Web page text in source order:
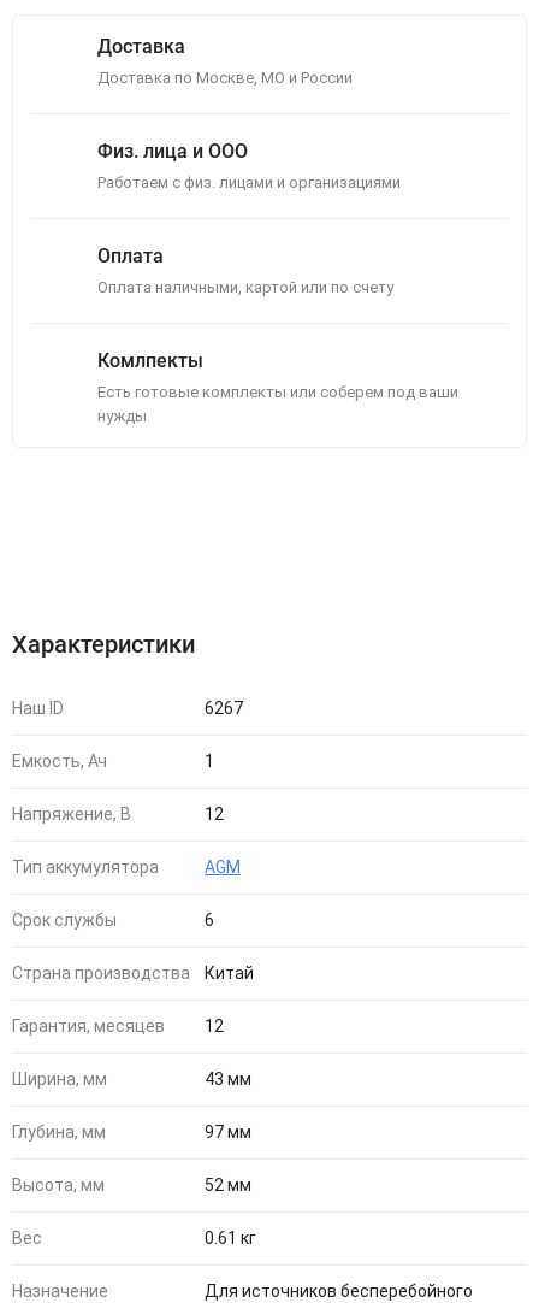
Доставка
Доставка по Москве, МО и России
Физ. лица и ООО
Работаем с физ. лицами и организациями
Оплата
Оплата наличными, картой или по счету
Комлпекты
Есть готовые комплекты или соберем под ваши
нужды
Характеристики
Наш ID 6267
Емкость, Ач 1
Напряжение, В 12
Тип аккумулятора AGM
Cрок службы 6
Страна производства Китай
Гарантия, месяцев 12
Ширина, мм 43 мм
Глубина, мм 97 мм
Высота, мм 52 мм
Вес 0.61 кг
Назначение
Для источников бесперебойного